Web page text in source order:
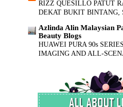
RIZZ QUESILLO PATUT
DEKAT BUKIT BINTANG,
Azlinda Alin Malaysian
Beauty Blogs
HUAWEI PURA 90s
IMAGING AND ALL-
INILAH REALITI...
RAMADAN 2026 |
BUAT SEMUA UMAT